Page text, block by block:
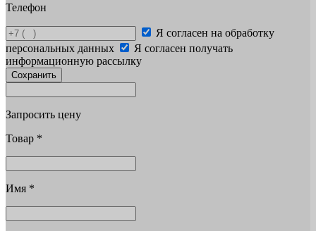
Телефон
Я согласен на обработку
персональных данных
Я согласен получать
информационную рассылку
Сохранить
Запросить цену
Товар *
Имя *